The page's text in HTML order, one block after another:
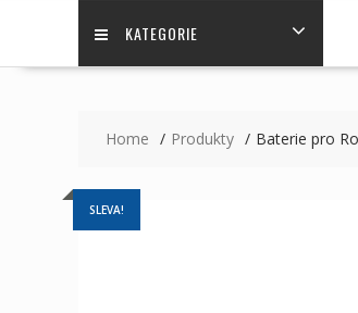
KATEGORIE
Home Produkty Baterie pro
SLEVA!